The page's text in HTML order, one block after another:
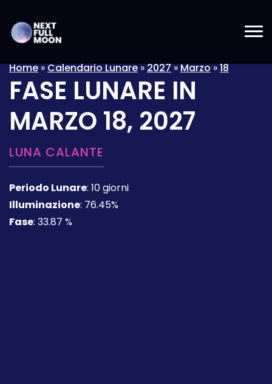
Home»Calendario Lunare»2027»Marzo»18
FASE LUNARE IN
MARZO 18, 2027
LUNA CALANTE
Periodo Lunare: 10 giorni
Illuminazione: 76.45%
Fase: 33.87 %